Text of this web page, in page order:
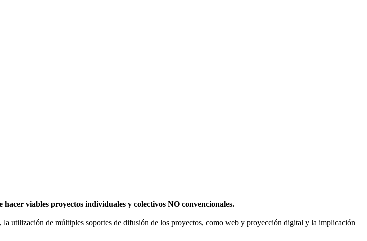
viables proyectos individuales y colectivos NO convencionales.
utilización de múltiples soportes de difusión de los proyectos, como web y proyección digital y la implicación